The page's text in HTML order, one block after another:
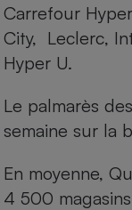
Carrefour
City, Leclerc,
Hyper U.
Le palmarès
semaine sur la
En moyenne,
4 500